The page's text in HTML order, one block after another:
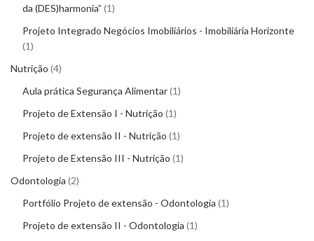
da (DES)harmonia” 1
Projeto Integrado Negócios Imobiliários - Imobiliária Horizonte
1
Nutrição 4
Aula prática Segurança Alimentar 1
Projeto de Extensão I - Nutrição 1
Projeto de extensão II - Nutrição 1
Projeto de Extensão III - Nutrição 1
Odontologia 2
Portfólio Projeto de extensão - Odontologia 1
Projeto de extensão II - Odontologia 1